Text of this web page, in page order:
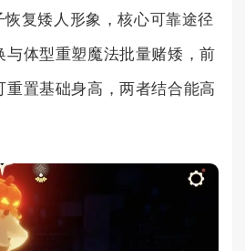
恢复矮人形象，核心可靠途径
与体型重塑魔法批量赌矮，前
重置基础身高，两者结合能高